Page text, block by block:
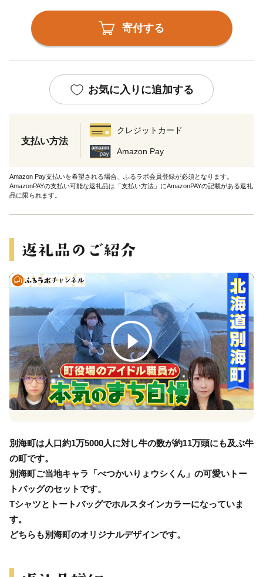
寄付する
お気に入りに追加する
支払い方法
クレジットカード
Amazon Pay
Amazon Pay支払いを希望される場合、ふるラボ会員登録が必須となります。
AmazonPAYの支払い可能な返礼品は「支払い方法」にAmazonPAYの記載がある返礼
品に限られます。
別海町は人口約1万5000人に対し牛の数が約11万頭にも及ぶ牛
の町です。
別海町ご当地キャラ「べつかいりょウシくん」の可愛いトー
トバッグのセットです。
Tシャツとトートバッグでホルスタインカラーになっていま
す。
どちらも別海町のオリジナルデザインです。